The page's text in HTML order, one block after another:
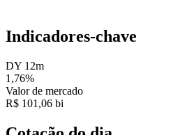
Indicadores-chave
DY 12m
1,76%
Valor de mercado
R$ 101,06 bi